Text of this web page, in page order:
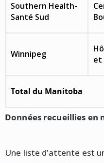
Southern Health-
Santé Sud
Winnipeg
et
Total du Manitoba
Données recueillies en
Une liste d’attente est